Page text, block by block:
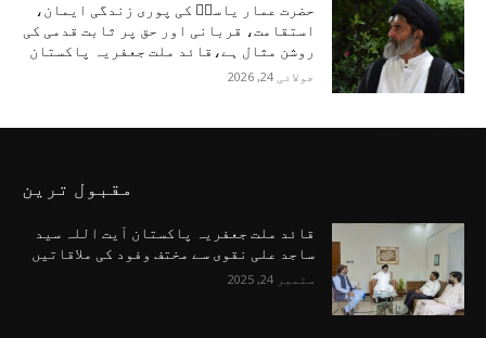
حضرت عمار یاسرؑ کی پوری زندگی ایمان،
استقامت، قربانی اور حق پر ثابت قدمی کی
روشن مثال ہے،قائد ملت جعفریہ پاکستان
جولائی 24, 2026
مقبول ترین
قائد ملت جعفریہ پاکستان آیت اللہ سید
ساجد علی نقوی سے مختف وفود کی ملاقاتیں
ستمبر 24, 2025